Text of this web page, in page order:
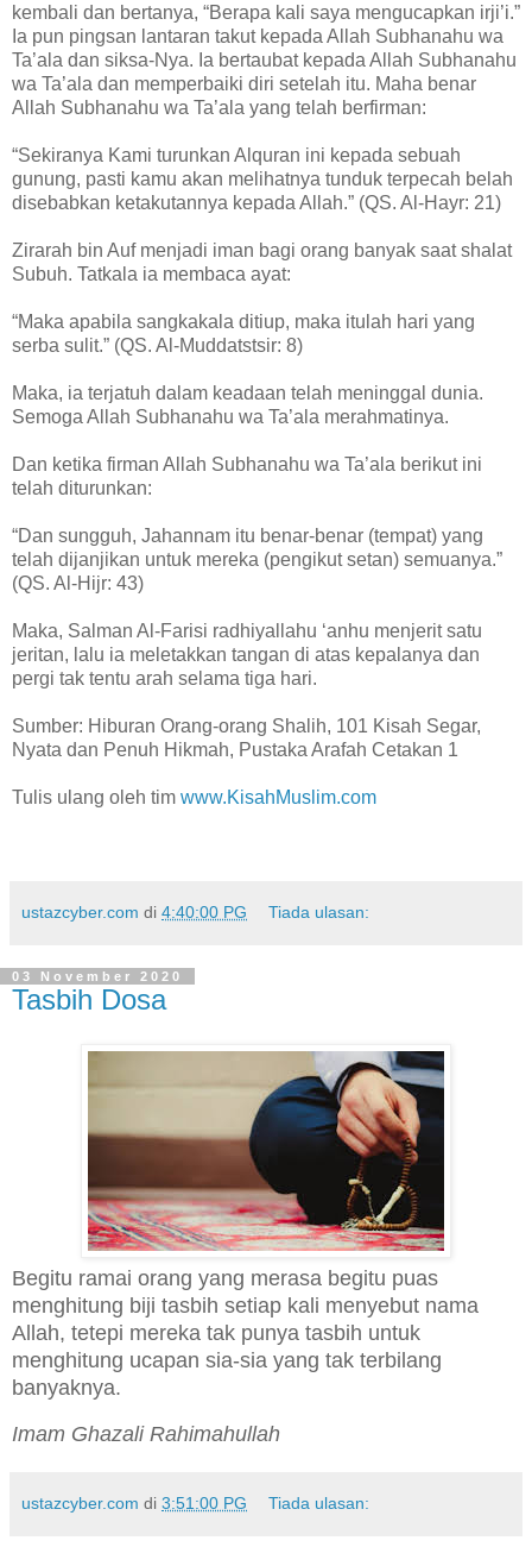
kembali dan bertanya, “Berapa kali saya mengucapkan irji’i.”
Ia pun pingsan lantaran takut kepada Allah Subhanahu wa
Ta’ala dan siksa-Nya. Ia bertaubat kepada Allah Subhanahu
wa Ta’ala dan memperbaiki diri setelah itu. Maha benar
Allah Subhanahu wa Ta’ala yang telah berfirman:
“Sekiranya Kami turunkan Alquran ini kepada sebuah
gunung, pasti kamu akan melihatnya tunduk terpecah belah
disebabkan ketakutannya kepada Allah.” (QS. Al-Hayr: 21)
Zirarah bin Auf menjadi iman bagi orang banyak saat shalat
Subuh. Tatkala ia membaca ayat:
“Maka apabila sangkakala ditiup, maka itulah hari yang
serba sulit.” (QS. Al-Muddatstsir: 8)
Maka, ia terjatuh dalam keadaan telah meninggal dunia.
Semoga Allah Subhanahu wa Ta’ala merahmatinya.
Dan ketika firman Allah Subhanahu wa Ta’ala berikut ini
telah diturunkan:
“Dan sungguh, Jahannam itu benar-benar (tempat) yang
telah dijanjikan untuk mereka (pengikut setan) semuanya.”
(QS. Al-Hijr: 43)
Maka, Salman Al-Farisi radhiyallahu ‘anhu menjerit satu
jeritan, lalu ia meletakkan tangan di atas kepalanya dan
pergi tak tentu arah selama tiga hari.
Sumber: Hiburan Orang-orang Shalih, 101 Kisah Segar,
Nyata dan Penuh Hikmah, Pustaka Arafah Cetakan 1
Tulis ulang oleh tim www.KisahMuslim.com
ustazcyber.com di 4:40:00 PG Tiada ulasan:
03 November 2020
Tasbih Dosa
Begitu ramai orang yang merasa begitu puas
menghitung biji tasbih setiap kali menyebut nama
Allah, tetepi mereka tak punya tasbih untuk
menghitung ucapan sia-sia yang tak terbilang
banyaknya.
Imam Ghazali Rahimahullah
ustazcyber.com di 3:51:00 PG Tiada ulasan: